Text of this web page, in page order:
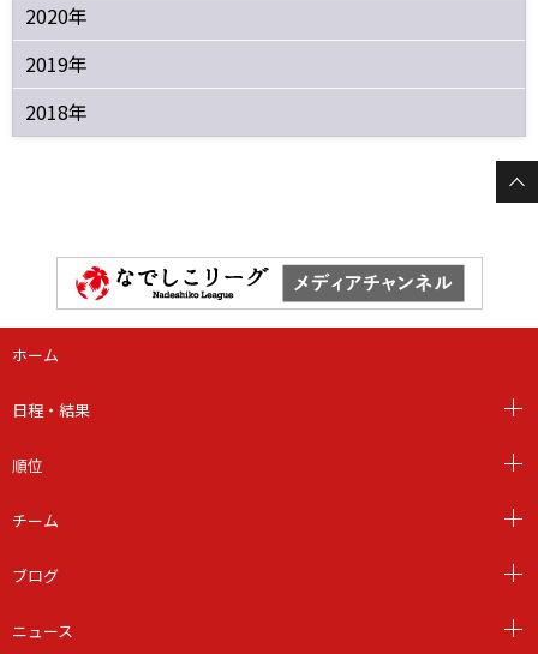
2020年
2019年
2018年
ホーム
日程・結果
順位
チーム
ブログ
ニュース